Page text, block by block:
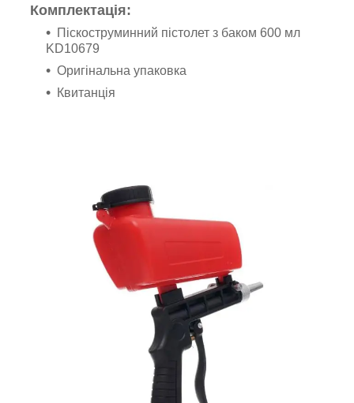
Комплектація:
Піскоструминний пістолет з баком 600 мл
KD10679
Оригінальна упаковка
Квитанція